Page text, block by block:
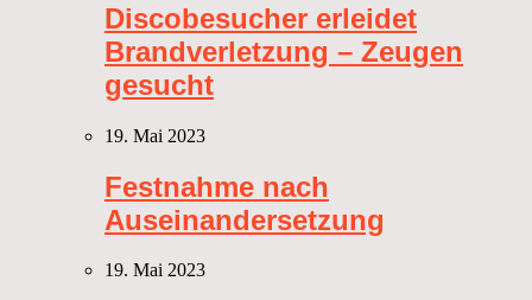
Discobesucher erleidet
Brandverletzung – Zeugen
gesucht
19. Mai 2023
Festnahme nach
Auseinandersetzung
19. Mai 2023